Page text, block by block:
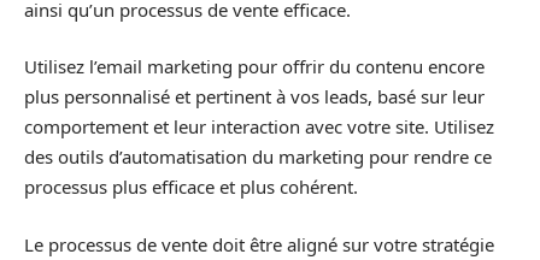
ainsi qu’un processus de vente efficace.
Utilisez l’email marketing pour offrir du contenu encore
plus personnalisé et pertinent à vos leads, basé sur leur
comportement et leur interaction avec votre site. Utilisez
des outils d’automatisation du marketing pour rendre ce
processus plus efficace et plus cohérent.
Le processus de vente doit être aligné sur votre stratégie